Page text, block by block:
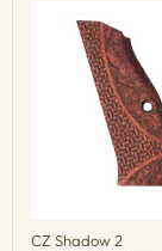
CZ Shadow 2